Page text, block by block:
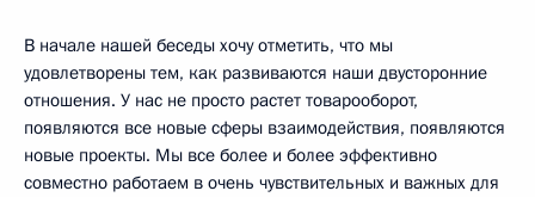
В начале нашей беседы хочу отметить, что мы
удовлетворены тем, как развиваются наши двусторонние
отношения. У нас не просто растет товарооборот,
появляются все новые сферы взаимодействия, появляются
новые проекты. Мы все более и более эффективно
совместно работаем в очень чувствительных и важных для